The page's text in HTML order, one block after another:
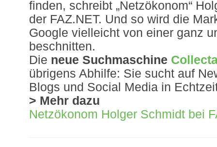
finden, schreibt „Netzökonom“
der FAZ.NET. Und so wird die
Google vielleicht von einer ganz
beschnitten.
Die neue Suchmaschine
übrigens Abhilfe: Sie sucht auf
Blogs und Social Media in
> Mehr dazu
Netzökonom Holger Schmidt bei